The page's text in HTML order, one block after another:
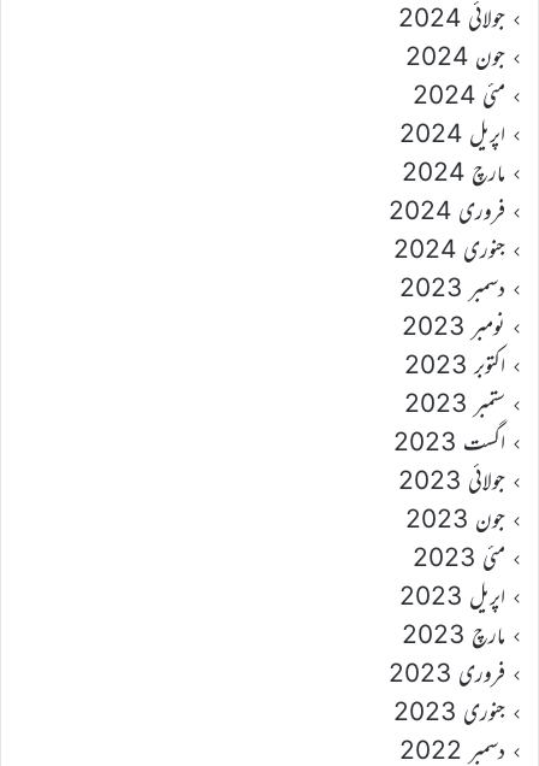
جولائی 2024
جون 2024
مئی 2024
اپریل 2024
مارچ 2024
فروری 2024
جنوری 2024
دسمبر 2023
نومبر 2023
اکتوبر 2023
ستمبر 2023
اگست 2023
جولائی 2023
جون 2023
مئی 2023
اپریل 2023
مارچ 2023
فروری 2023
جنوری 2023
دسمبر 2022